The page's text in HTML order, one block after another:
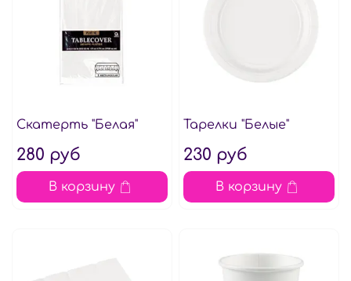
Скатерть "Белая"
280 руб
В корзину
Тарелки "Белые"
230 руб
В корзину